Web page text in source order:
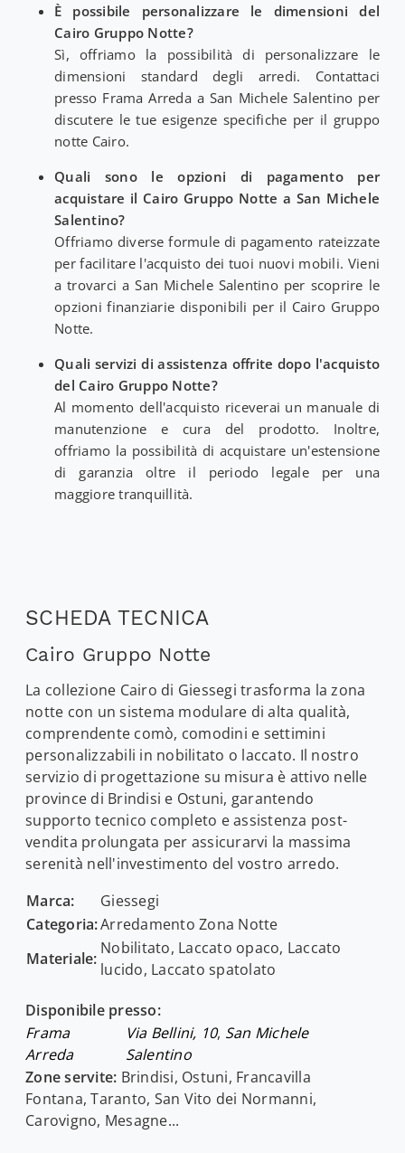
È possibile personalizzare le dimensioni del
Cairo Gruppo Notte?
Sì, offriamo la possibilità di personalizzare le
dimensioni standard degli arredi. Contattaci
presso Frama Arreda a San Michele Salentino per
discutere le tue esigenze specifiche per il gruppo
notte Cairo.
Quali sono le opzioni di pagamento per
acquistare il Cairo Gruppo Notte a San Michele
Salentino?
Offriamo diverse formule di pagamento rateizzate
per facilitare l'acquisto dei tuoi nuovi mobili. Vieni
a trovarci a San Michele Salentino per scoprire le
opzioni finanziarie disponibili per il Cairo Gruppo
Notte.
Quali servizi di assistenza offrite dopo l'acquisto
del Cairo Gruppo Notte?
Al momento dell'acquisto riceverai un manuale di
manutenzione e cura del prodotto. Inoltre,
offriamo la possibilità di acquistare un'estensione
di garanzia oltre il periodo legale per una
maggiore tranquillità.
SCHEDA TECNICA
Cairo Gruppo Notte
La collezione Cairo di Giessegi trasforma la zona
notte con un sistema modulare di alta qualità,
comprendente comò, comodini e settimini
personalizzabili in nobilitato o laccato. Il nostro
servizio di progettazione su misura è attivo nelle
province di Brindisi e Ostuni, garantendo
supporto tecnico completo e assistenza post-
vendita prolungata per assicurarvi la massima
serenità nell'investimento del vostro arredo.
Marca:
Giessegi
Categoria:Arredamento Zona Notte
Materiale:
Nobilitato, Laccato opaco, Laccato
lucido, Laccato spatolato
Disponibile presso:
Frama
Arreda
Via Bellini, 10, San Michele
Salentino
Zone servite: Brindisi, Ostuni, Francavilla
Fontana, Taranto, San Vito dei Normanni,
Carovigno, Mesagne...